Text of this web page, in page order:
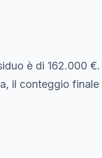
è di 162.000 €.
il conteggio finale